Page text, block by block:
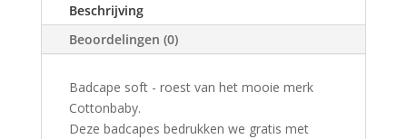
roest
aantal
Beschrijving
Beoordelingen (0)
Badcape soft - roest van het mooie merk
Cottonbaby.
Deze badcapes bedrukken we gratis met